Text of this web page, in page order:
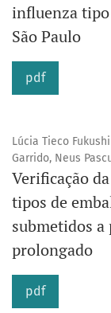
influenza tipo
São Paulo
pdf
Lúcia Tieco
Garrido, Neus
Verificação
tipos de
submetidos a
prolongado
pdf